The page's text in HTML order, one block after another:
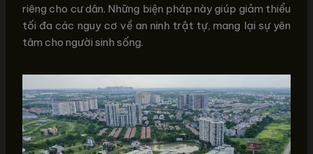
riêng cho cư dân. Những biện pháp này giúp giảm thiểu
tối đa các nguy cơ về an ninh trật tự, mang lại sự yên
tâm cho người sinh sống.